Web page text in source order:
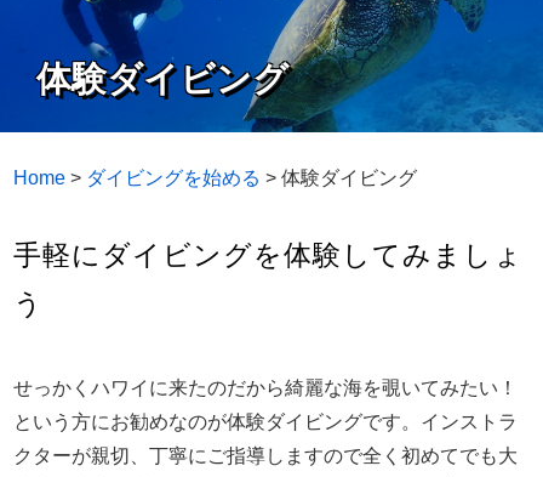
体験ダイビング
Home > ダイビングを始める >体験ダイビング
手軽にダイビングを体験してみましょ
う
せっかくハワイに来たのだから綺麗な海を覗いてみたい！
という方にお勧めなのが体験ダイビングです。インストラ
クターが親切、丁寧にご指導しますので全く初めてでも大